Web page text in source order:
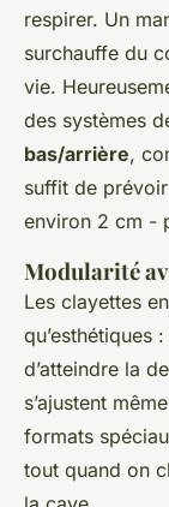
respirer. Un
surchauffe du
vie.
des systèmes
bas/arrière,
suffit de
environ 2 cm -
Modularité
Les clayettes
qu’esthétiques
d’atteindre la
s’ajustent
formats
tout quand on